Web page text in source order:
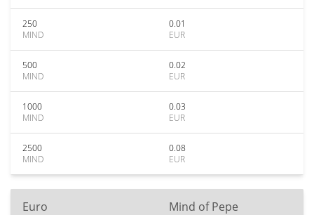
250
MIND
0.01
EUR
500
MIND
0.02
EUR
1000
MIND
0.03
EUR
2500
MIND
0.08
EUR
Euro Mind of Pepe